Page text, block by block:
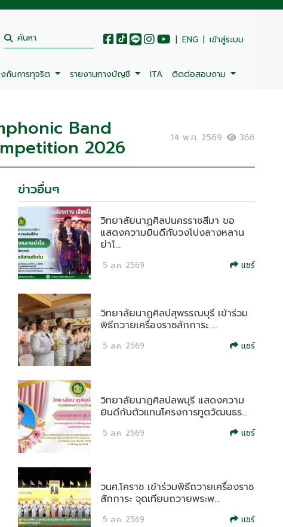
| ENG | เข้าสู่ระบบ
กันการทุจริต รายงานทางบัญชี ITA ติดต่อสอบถาม
Band
2026 14 พ.ค. 2569 366
ข่าวอื่นๆ
วิทยาลัยนาฏศิลปนครราชสีมา ขอ
แสดงความยินดีกับวงโปงลางหลาน
ย่าโ...
5 ส.ค. 2569 แชร์
วิทยาลัยนาฏศิลปสุพรรณบุรี เข้าร่วม
พิธีถวายเครื่องราชสักการะ ...
5 ส.ค. 2569 แชร์
วิทยาลัยนาฏศิลปลพบุรี แสดงความ
ยินดีกับตัวแทนโครงการทูตวัฒนธร...
5 ส.ค. 2569 แชร์
วนศ.โคราช เข้าร่วมพิธีถวายเครื่องราช
สักการะ จุดเทียนถวายพระพ...
5 ส.ค. 2569 แชร์